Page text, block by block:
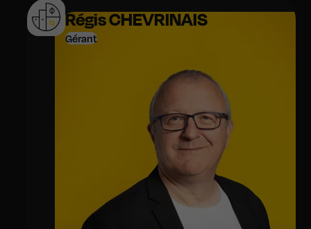
Régis CHEVRINAIS
Gérant